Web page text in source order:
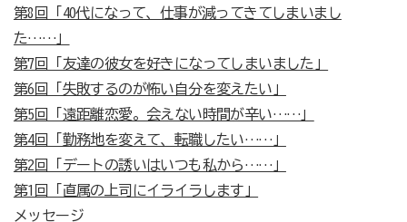
第8回「40代になって、仕事が減ってきてしまいまし
た……」
第7回「友達の彼女を好きになってしまいました」
第6回「失敗するのが怖い自分を変えたい」
第5回「遠距離恋愛。会えない時間が辛い……」
第4回「勤務地を変えて、転職したい……」
第2回「デートの誘いはいつも私から……」
第1回「直属の上司にイライラします」
メッセージ